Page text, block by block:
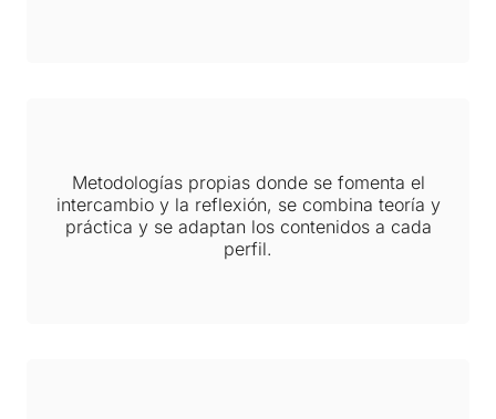
Metodologías propias donde se fomenta el
intercambio y la reflexión, se combina teoría y
práctica y se adaptan los contenidos a cada
perfil.